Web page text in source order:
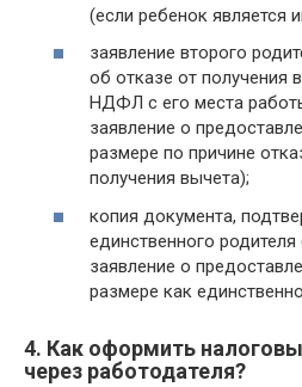
(если ребенок является
заявление второго
об отказе от получения
НДФЛ с его места
заявление о
размере по причине
получения вычета);
копия документа,
единственного
заявление о
размере как
4. Как оформить
через работодателя?